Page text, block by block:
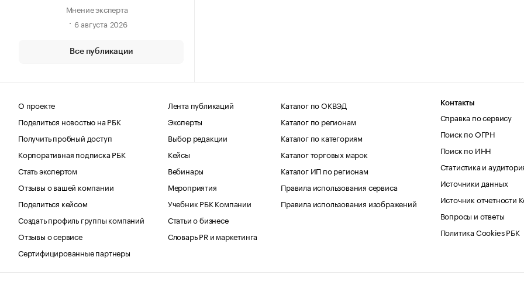
Мнение эксперта
6 августа 2026
Все публикации
О проекте
Поделиться новостью на РБК
Получить пробный доступ
Корпоративная подписка РБК
Стать экспертом
Отзывы о вашей компании
Поделиться кейсом
Создать профиль группы компаний
Отзывы о сервисе
Сертифицированные партнеры
Лента публикаций
Эксперты
Выбор редакции
Кейсы
Вебинары
Мероприятия
Учебник РБК Компании
Статьи о бизнесе
Словарь PR и маркетинга
Каталог по ОКВЭД
Каталог по регионам
Каталог по категориям
Каталог торговых марок
Каталог ИП по регионам
Правила использования сервиса
Правила использования изображений
Контакты
Справка по сервису
Поиск по ОГРН
Поиск по ИНН
Статистика и
Источники данных
Источник отчетности
Вопросы и ответы
Политика Cookies РБК